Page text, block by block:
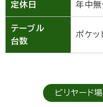
定休日 年中無
テーブル
台数
ポケッ
ビリヤード